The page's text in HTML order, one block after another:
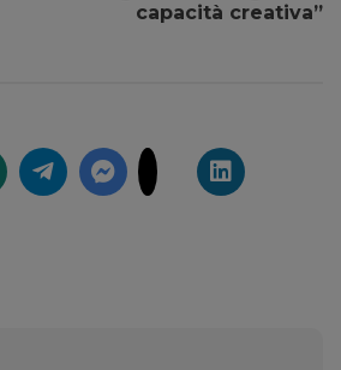
capacità creativa”